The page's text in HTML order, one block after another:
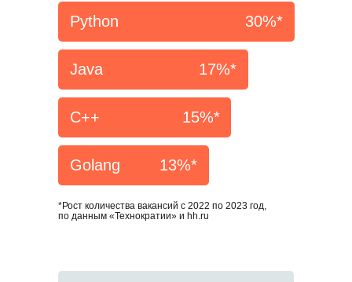
*Рост количества вакансий с 2022 по 2023 год,
по данным «Технократии» и hh.ru
Python 30%*
Java 17%*
С++ 15%*
Golang 13%*